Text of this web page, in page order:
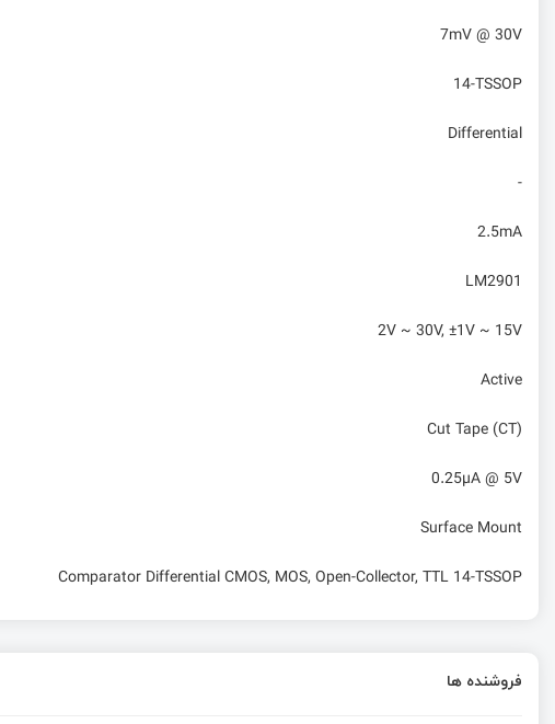
7mV @ 30V
14-TSSOP
Differential
-
2.5mA
LM2901
2V ~ 30V, ±1V ~ 15V
Active
Cut Tape (CT)
0.25µA @ 5V
Surface Mount
Comparator Differential CMOS, MOS, Open-Collector, TTL 14-TSSOP
فروشنده ها